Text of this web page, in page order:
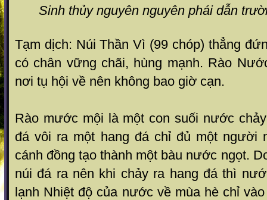
Sinh thủy nguyên nguyên phái dẫn
Tạm dịch: Núi Thần Vì (99 chóp) thẳng
có chân vững chãi, hùng mạnh. Rào
nơi tụ hội về nên không bao giờ cạn.
Rào mước mội là một con suối nước
đá vôi ra một hang đá chỉ đủ một người
cánh đồng tạo thành một bàu nước ngọt.
núi đá ra nên khi chảy ra hang đá thì
lạnh Nhiệt độ của nước về mùa hè chỉ